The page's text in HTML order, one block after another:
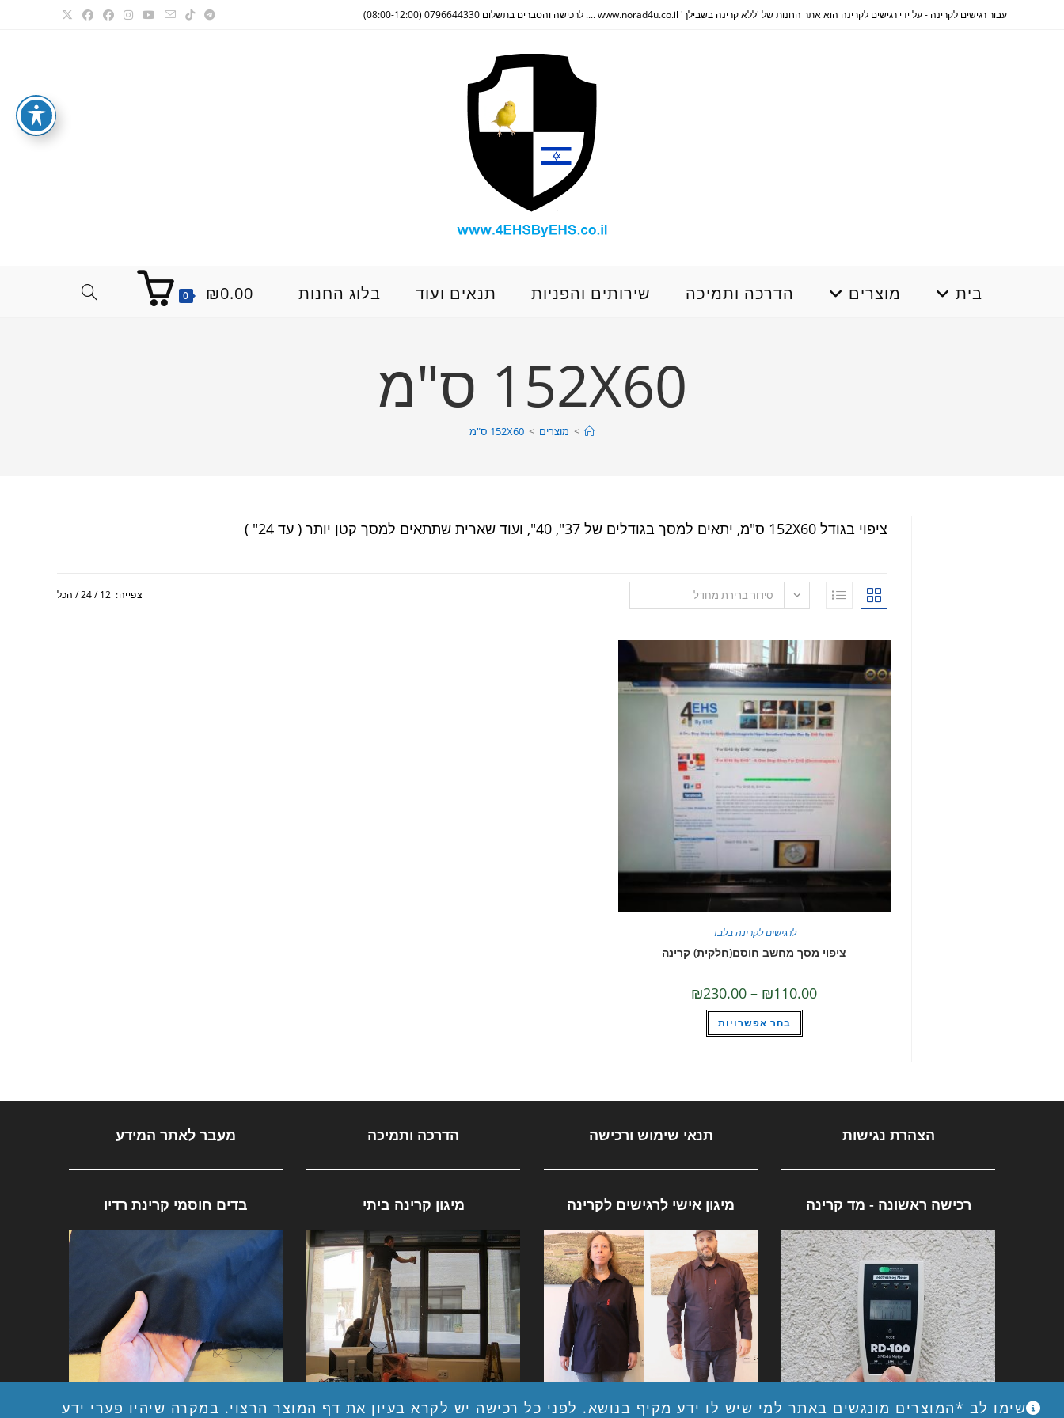
שימו לב *המוצרים מונגשים באתר למי שיש לו ידע מקיף בנושא. לפני כל רכישה יש לקרא בעיון את דף המוצר הרצוי. במקרה שיהיו פערי ידע
עבור רגישים לקרינה - על ידי רגישים לקרינה הוא אתר החנות של 'ללא קרינה בשבילך' www.norad4u.co.il .... לרכישה והסברים בתשלום 0796644330 (08:00-12:00)
בית מוצרים הדרכה ותמיכה שירותים והפניות תנאים ועוד בלוג החנות 0 ₪0.00
TOGGLE
152X60 ס"מ
> מוצרים > 152X60 ס"מ
ציפוי בגודל 152X60 ס"מ, יתאים למסך בגודלים של 37", 40", ועוד שארית שתתאים למסך קטן יותר ( עד 24" )
סידור ברירת מחדל צפייה: 12
24 הכל
לרגישים לקרינה בלבד
ציפוי מסך מחשב חוסם(חלקית) קרינה
₪110.00
–
₪230.00 טווח
מחירים:
בחר אפשרויות
למוצר
יש
האפשרויות
הצהרת נגישות
רכישה ראשונה - מד קרינה
מד קרינה ENV RD-100
תנאי שימוש ורכישה
מיגון אישי לרגישים לקרינה
מיגון אישי לרגישים לקרינה
הדרכה ותמיכה
מיגון קרינה ביתי
מיגון ביתי לקרינה בלתי מייננת
מעבר לאתר המידע
בדים חוסמי קרינת רדיו
בדים חוסמי קרינת רדיו